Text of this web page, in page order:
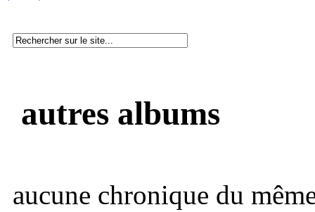
autres albums
aucune chronique du